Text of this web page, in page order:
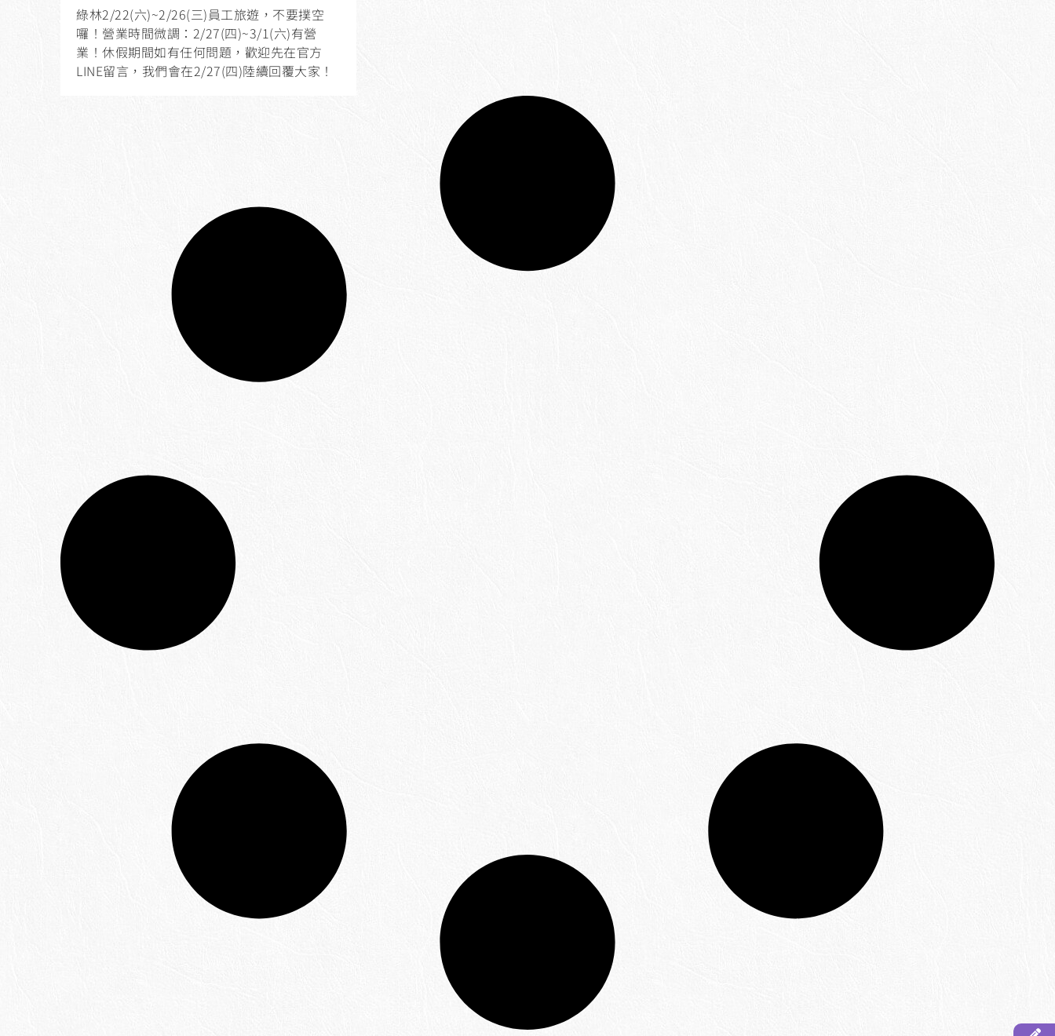
綠林2/22(六)~2/26(三)員工旅遊，不要撲空
囉！營業時間微調：2/27(四)~3/1(六)有營
業！休假期間如有任何問題，歡迎先在官方
LINE留言，我們會在2/27(四)陸續回覆大家！